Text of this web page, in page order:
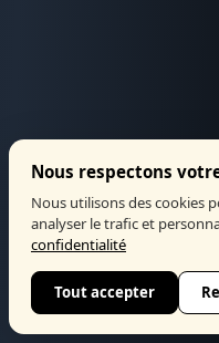
Nous respectons
Nous utilisons des cookies
analyser le trafic et
confidentialité
Tout accepter